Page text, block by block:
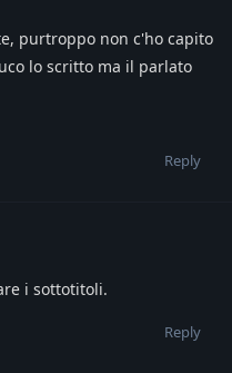
purtroppo non c'ho capito
lo scritto ma il parlato
Reply
i sottotitoli.
Reply